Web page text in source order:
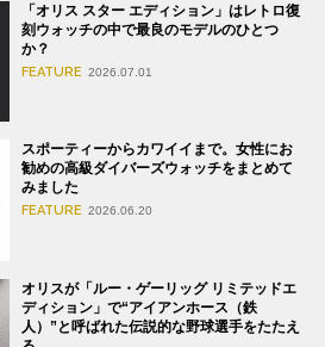
「オリス スター エディション」はレトロ復
刻ウォッチの中で最良のモデルのひとつ
か？
FEATURE 2026.07.01
スポーティーからカワイイまで。女性にお
勧めの高級ダイバーズウォッチをまとめて
みました
FEATURE 2026.06.20
オリスが「ルー・ゲーリッグ リミテッドエ
ディション」で“アイアンホース（鉄
人）”と呼ばれた伝説的な野球選手をたたえ